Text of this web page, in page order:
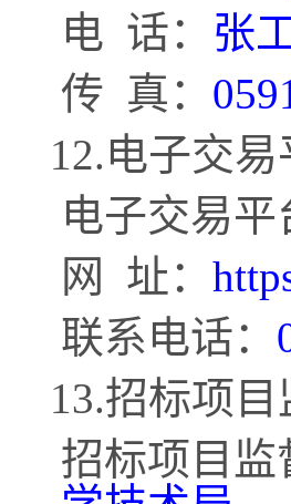
电 话： 张
传 真：
12.电子交
电子交易平
网
址：
联系电话：
13.招标项
招标项目监